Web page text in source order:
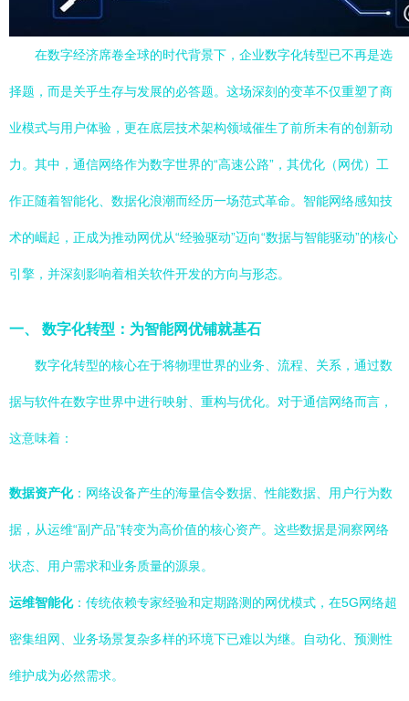
在数字经济席卷全球的时代背景下，企业数字化转型已不再是选
择题，而是关乎生存与发展的必答题。这场深刻的变革不仅重塑了商
业模式与用户体验，更在底层技术架构领域催生了前所未有的创新动
力。其中，通信网络作为数字世界的“高速公路”，其优化（网优）工
作正随着智能化、数据化浪潮而经历一场范式革命。智能网络感知技
术的崛起，正成为推动网优从“经验驱动”迈向“数据与智能驱动”的核心
引擎，并深刻影响着相关软件开发的方向与形态。
一、 数字化转型：为智能网优铺就基石
数字化转型的核心在于将物理世界的业务、流程、关系，通过数
据与软件在数字世界中进行映射、重构与优化。对于通信网络而言，
这意味着：
数据资产化：网络设备产生的海量信令数据、性能数据、用户行为数
据，从运维“副产品”转变为高价值的核心资产。这些数据是洞察网络
状态、用户需求和业务质量的源泉。
运维智能化：传统依赖专家经验和定期路测的网优模式，在5G网络超
密集组网、业务场景复杂多样的环境下已难以为继。自动化、预测性
维护成为必然需求。